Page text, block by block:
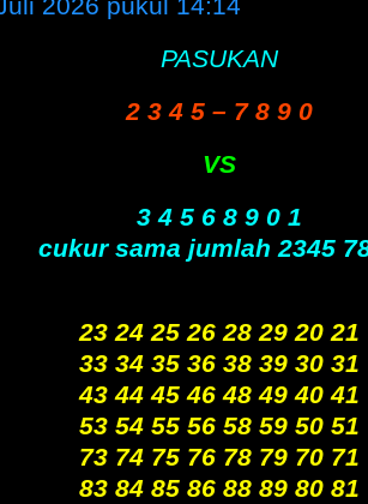
2026 pukul 14:14
PASUKAN
2 3 4 5 – 7 8 9 0
VS
3 4 5 6 8 9 0 1
cukur sama jumlah 2345
23 24 25 26 28 29 20 21
33 34 35 36 38 39 30 31
43 44 45 46 48 49 40 41
53 54 55 56 58 59 50 51
73 74 75 76 78 79 70 71
83 84 85 86 88 89 80 81